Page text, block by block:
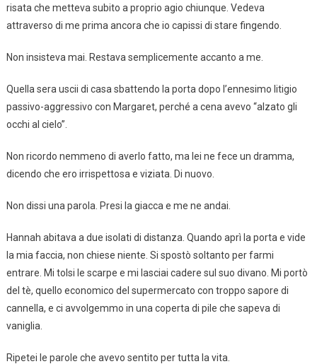
risata che metteva subito a proprio agio chiunque. Vedeva
attraverso di me prima ancora che io capissi di stare fingendo.
Non insisteva mai. Restava semplicemente accanto a me.
Quella sera uscii di casa sbattendo la porta dopo l’ennesimo litigio
passivo-aggressivo con Margaret, perché a cena avevo “alzato gli
occhi al cielo”.
Non ricordo nemmeno di averlo fatto, ma lei ne fece un dramma,
dicendo che ero irrispettosa e viziata. Di nuovo.
Non dissi una parola. Presi la giacca e me ne andai.
Hannah abitava a due isolati di distanza. Quando aprì la porta e vide
la mia faccia, non chiese niente. Si spostò soltanto per farmi
entrare. Mi tolsi le scarpe e mi lasciai cadere sul suo divano. Mi portò
del tè, quello economico del supermercato con troppo sapore di
cannella, e ci avvolgemmo in una coperta di pile che sapeva di
vaniglia.
Ripetei le parole che avevo sentito per tutta la vita.